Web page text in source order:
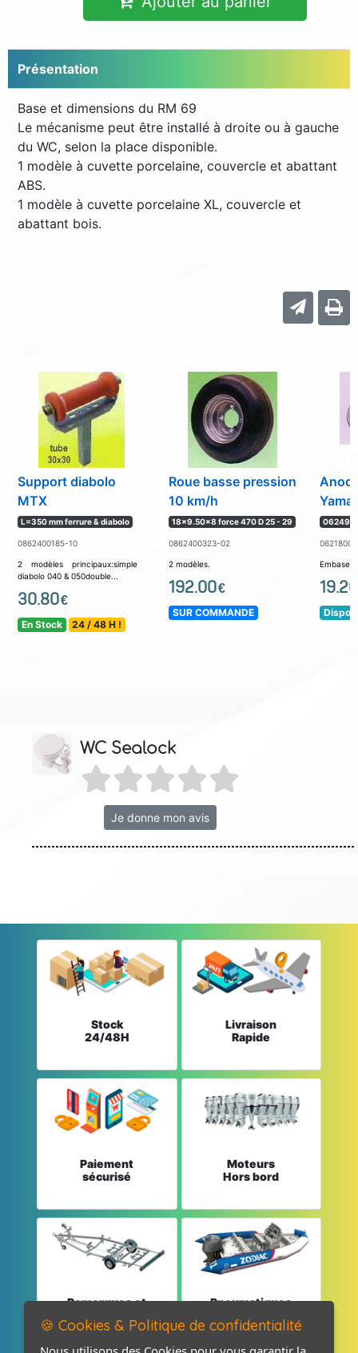
Présentation
Base et dimensions du RM 69
Le mécanisme peut être installé à droite ou à gauche
du WC, selon la place disponible.
1 modèle à cuvette porcelaine, couvercle et abattant
ABS.
1 modèle à cuvette porcelaine XL, couvercle et
abattant bois.
Support diabolo
MTX
L=350 mm ferrure & diabolo
0862400185-10
2 modèles principaux:simple
diabolo 040 & 050double...
30.80€
En Stock 24 / 48 H !
Roue basse pression
10 km/h
18x9.50x8 force 470 D 25 - 29
0862400323-02
2 modèles.
192.00€
SUR COMMANDE
062495
Embase,
19.20
WC Sealock
Je donne mon avis
Stock
24/48H
Livraison
Rapide
Paiement
sécurisé
Moteurs
Hors bord
Remorques et
Pneumatiques
🍪 Cookies & Politique de confidentialité